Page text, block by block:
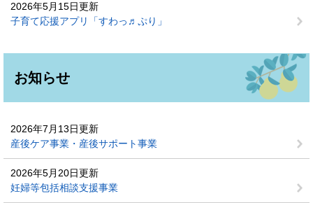
2026年5月15日更新
子育て応援アプリ「すわっ♬ぷり」
お知らせ
2026年7月13日更新
産後ケア事業・産後サポート事業
2026年5月20日更新
妊婦等包括相談支援事業